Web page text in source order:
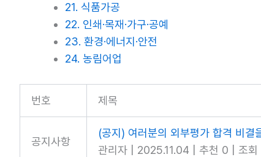
21. 식품가공
22. 인쇄·목재·가구·공예
23. 환경·에너지·안전
24. 농림어업
번호 제목
공지사항
(공지) 여러분의 외부평가 합격 비
관리자
2025.11.04 추천 0 조